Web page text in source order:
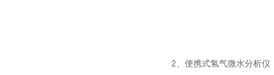
2、便携式氢气微水分析仪